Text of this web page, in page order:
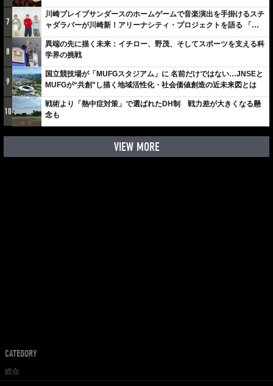
7
川崎ブレイブサンダースのホームゲームで音楽演出を手掛けるスチ
ャダラパーが川崎新！アリーナシティ・プロジェクトを語る 「楽
しみでしかないでしょ。川崎は、ずっと成長曲線だから」
8
異端の先に描く未来：イチロー、野茂、そしてスポーツを支える科
学界の挑戦
9
国立競技場が「MUFGスタジアム」に 名前だけではない…JNSEと
MUFGが“共創”し描く地域活性化・社会価値創造の近未来図とは
10
戦術より「熱中症対策」で選ばれたDH制 戦力差が大きくなる懸
念も
VIEW MORE
CATEGORY
総合